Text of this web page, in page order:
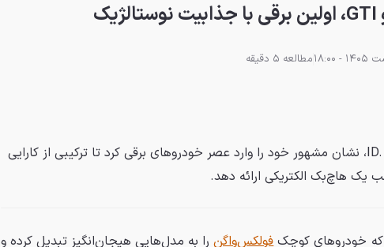
مطالعه 5 دقیقه
فولکس‌واگن با ID. Polo GTI، نشان مشهور خود را وارد عصر خودروهای برقی کرد تا ترکیبی از کارایی
یک هاچ‌بک الکتریکی ارائه دهد.
فولکس‌واگنرا به مدل‌هایی هیجان‌انگیز تبدیل کرده و